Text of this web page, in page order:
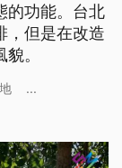
的功能。台北
，但是在改造
。
...